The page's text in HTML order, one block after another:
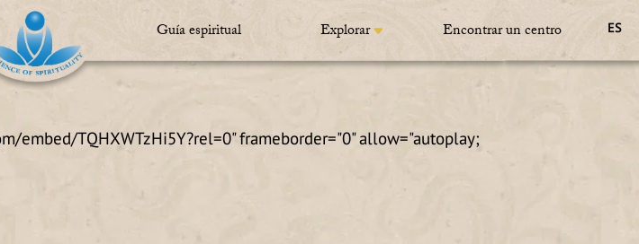
Guía espiritual Explorar Encontrar un centro ES
embed/TQHXWTzHi5Y?rel=0" frameborder="0" allow="autoplay;